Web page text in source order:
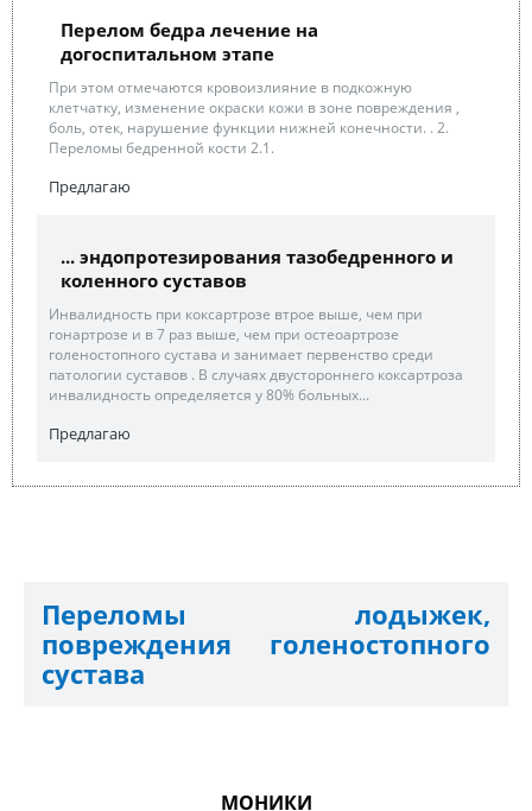
Перелом бедра лечение на
догоспитальном этапе
При этом отмечаются кровоизлияние в подкожную
клетчатку, изменение окраски кожи в зоне повреждения ,
боль, отек, нарушение функции нижней конечности. . 2.
Переломы бедренной кости 2.1.
Предлагаю
... эндопротезирования тазобедренного и
коленного суставов
Инвалидность при коксартрозе втрое выше, чем при
гонартрозе и в 7 раз выше, чем при остеоартрозе
голеностопного сустава и занимает первенство среди
патологии суставов . В случаях двустороннего коксартроза
инвалидность определяется у 80% больных...
Предлагаю
Переломы лодыжек,
повреждения голеностопного
сустава
МОНИКИ